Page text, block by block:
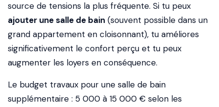
source de tensions la plus fréquente. Si tu peux
ajouter une salle de bain (souvent possible dans un
grand appartement en cloisonnant), tu améliores
significativement le confort perçu et tu peux
augmenter les loyers en conséquence.
Le budget travaux pour une salle de bain
supplémentaire : 5 000 à 15 000 € selon les